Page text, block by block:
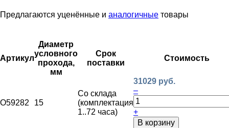
Предлагаются уценённые и аналогичные товары
Артикул
Диаметр
условного
прохода,
мм
Срок
поставки
Стоимость
O59282 15
Со склада
(комплектация
1..72 часа)
31029 руб.
–
+
В корзину